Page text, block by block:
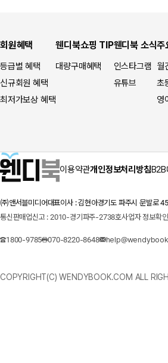
회원혜택
등급별 혜택
신규회원 혜택
최저가보상 혜택
웬디북쇼핑 TIP
대량구매혜택
웬디북 소식
인스타그램
유튜브
주
월
초
영
이용약관개인정보처리방침B2B
㈜앤서블미디어대표이사 : 김현아경기도 파주시 문발로
통신판매업신고 : 2010-경기파주-2738호사업자 정보확인
1800-9785 070-8220-8648
COPYRIGHT(C) WENDYBOOK.COM ALL